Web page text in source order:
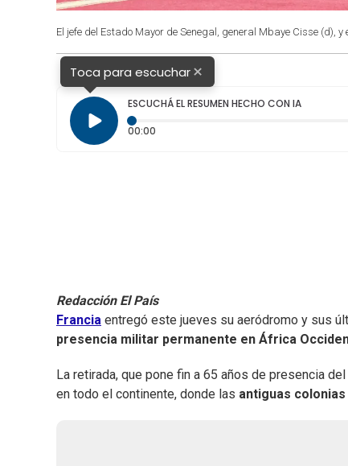
El jefe del Estado Mayor de Senegal, general Mbaye Cisse (d),
Toca para escuchar×
ESCUCHÁ EL RESUMEN HECHO CON IA
00:00
Redacción El País
Francia entregó este jueves su aeródromo y sus
presencia militar permanente en África
La retirada, que pone fin a 65 años de presencia del
en todo el continente, donde las antiguas